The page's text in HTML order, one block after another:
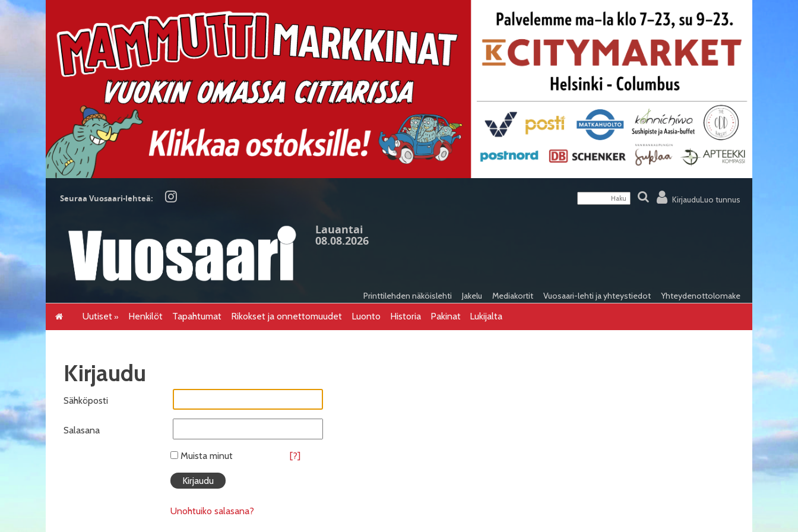
KirjauduLuo tunnus
Seuraa Vuosaari-lehteä:
Lauantai
08.08.2026
Printtilehden näköislehti Jakelu Mediakortit Vuosaari-lehti ja yhteystiedot Yhteydenottolomake
Uutiset Henkilöt Tapahtumat Rikokset ja onnettomuudet Luonto Historia Pakinat Lukijalta
Kirjaudu
Sähköposti
Salasana
Muista minut [?]
Unohtuiko salasana?